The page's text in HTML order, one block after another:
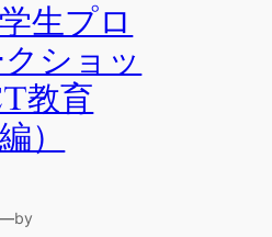
生プロ
ショッ
教育
）
by